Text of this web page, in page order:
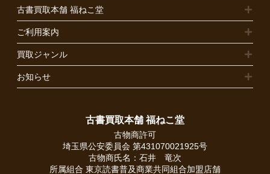
古書買取本舗 福ねこ堂
ご利用案内
買取ジャンル
お知らせ
古書買取本舗 福ねこ堂
古物商許可
埼玉県公安委員会 第431070021925号
古物商氏名：石井 竜次
所属組合 東京読書普及商業共同組合加盟店舗